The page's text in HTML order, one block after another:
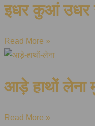
इधर कुआं उधर
Read More »
आड़े हाथों
Read More »